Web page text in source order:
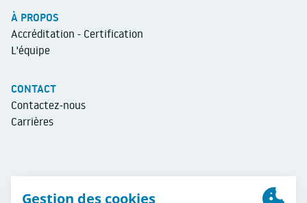
À PROPOS
Accréditation - Certification
L'équipe
CONTACT
Contactez-nous
Carrières